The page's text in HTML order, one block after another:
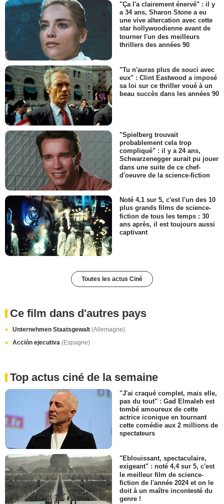
"Ça l'a clairement énervé" : il y
a 34 ans, Sharon Stone a eu
une vive altercation avec cette
star hollywoodienne avant de
tourner l'un des meilleurs
thrillers des années 90
"Tu n'auras plus de souci avec
eux" : Clint Eastwood a imposé
sa loi sur ce thriller voué à un
beau succès dans les années 90
"Spielberg trouvait
probablement cela trop
compliqué" : il y a 24 ans,
Schwarzenegger aurait pu jouer
dans une suite de ce chef-
d'oeuvre de la science-fiction
Noté 4,1 sur 5, c'est l'un des 10
plus grands films de science-
fiction de tous les temps : 30
ans après, il est toujours aussi
captivant
Toutes les actus Ciné
Ce film dans d'autres pays
Unternehmen Staatsgewalt (Allemagne)
Acción ejecutiva (Espagne)
Top actus ciné de la semaine
"J'ai craqué complet, mais elle,
pas du tout" : Gad Elmaleh est
tombé amoureux de cette
actrice iconique en tournant
cette comédie aux 2 millions de
spectateurs
"Eblouissant, spectaculaire,
exigeant" : noté 4,4 sur 5, c'est
le meilleur film de science-
fiction de l'année 2024 et on le
doit à un maître incontesté du
genre !